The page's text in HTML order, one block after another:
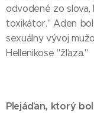
odvodené zo slova,
toxikátor." Aden
sexuálny vývoj
Hellenikose "žľaza."
Plejáďan, ktorý